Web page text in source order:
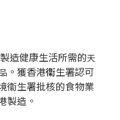
造健康生活所需的天
。獲香港衞生署認可
衞生署批核的食物業
製造。